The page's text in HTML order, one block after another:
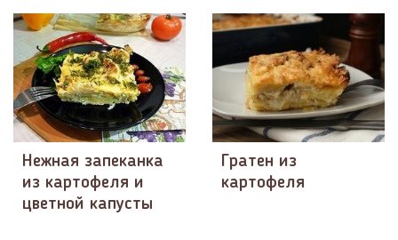
Нежная запеканка
из картофеля и
цветной капусты
Гратен из
картофеля